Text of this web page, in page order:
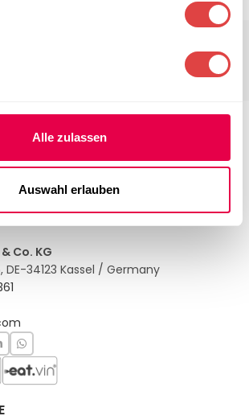
Alle zulassen
Auswahl erlauben
für Gastronomiemöbel und -textilien. Wir
Lösungen für Restaurants, Hotels und
und Service, auf die Sie sich verlassen
Co. KG
DE-34123 Kassel / Germany